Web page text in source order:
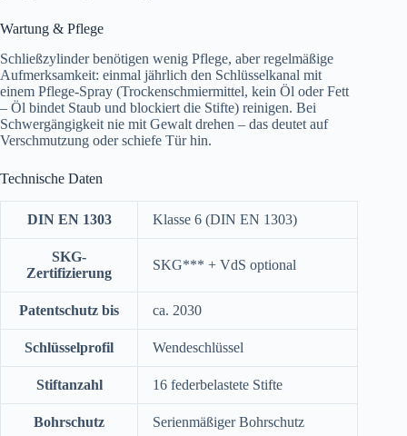
Wartung & Pflege
Schließzylinder benötigen wenig Pflege, aber regelmäßige
Aufmerksamkeit: einmal jährlich den Schlüsselkanal mit
einem Pflege-Spray (Trockenschmiermittel, kein Öl oder Fett
– Öl bindet Staub und blockiert die Stifte) reinigen. Bei
Schwergängigkeit nie mit Gewalt drehen – das deutet auf
Verschmutzung oder schiefe Tür hin.
Technische Daten
DIN EN 1303 Klasse 6 (DIN EN 1303)
SKG-
Zertifizierung
SKG*** + VdS optional
Patentschutz bis ca. 2030
Schlüsselprofil Wendeschlüssel
Stiftanzahl 16 federbelastete Stifte
Bohrschutz Serienmäßiger Bohrschutz